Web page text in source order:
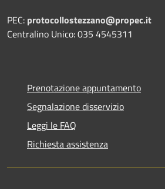
PEC: protocollostezzano@propec.it
Centralino Unico: 035 4545311
Prenotazione appuntamento
Segnalazione disservizio
Leggi le FAQ
Richiesta assistenza